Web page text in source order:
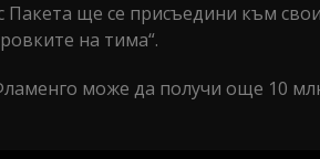
ще се присъедини към
на тима“.
може да получи още 10